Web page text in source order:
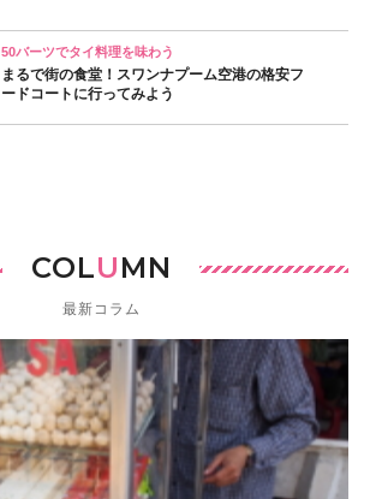
50バーツでタイ料理を味わう
まるで街の食堂！スワンナプーム空港の格安フ
ードコートに行ってみよう
COLUMN
最新コラム